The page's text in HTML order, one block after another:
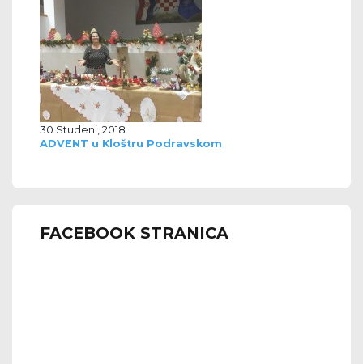
30 Studeni, 2018
ADVENT u Kloštru Podravskom
FACEBOOK STRANICA